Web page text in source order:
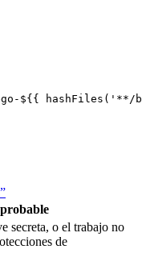
${{
secreta, o el trabajo no
de